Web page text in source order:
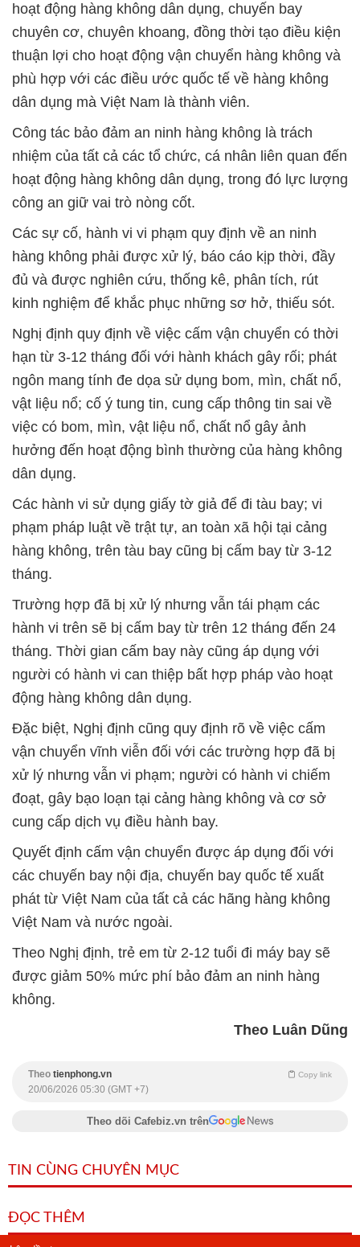
hoạt động hàng không dân dụng, chuyến bay
chuyên cơ, chuyên khoang, đồng thời tạo điều kiện
thuận lợi cho hoạt động vận chuyển hàng không và
phù hợp với các điều ước quốc tế về hàng không
dân dụng mà Việt Nam là thành viên.
Công tác bảo đảm an ninh hàng không là trách
nhiệm của tất cả các tổ chức, cá nhân liên quan đến
hoạt động hàng không dân dụng, trong đó lực lượng
công an giữ vai trò nòng cốt.
Các sự cố, hành vi vi phạm quy định về an ninh
hàng không phải được xử lý, báo cáo kịp thời, đầy
đủ và được nghiên cứu, thống kê, phân tích, rút
kinh nghiệm để khắc phục những sơ hở, thiếu sót.
Nghị định quy định về việc cấm vận chuyển có thời
hạn từ 3-12 tháng đối với hành khách gây rối; phát
ngôn mang tính đe dọa sử dụng bom, mìn, chất nổ,
vật liệu nổ; cố ý tung tin, cung cấp thông tin sai về
việc có bom, mìn, vật liệu nổ, chất nổ gây ảnh
hưởng đến hoạt động bình thường của hàng không
dân dụng.
Các hành vi sử dụng giấy tờ giả để đi tàu bay; vi
phạm pháp luật về trật tự, an toàn xã hội tại cảng
hàng không, trên tàu bay cũng bị cấm bay từ 3-12
tháng.
Trường hợp đã bị xử lý nhưng vẫn tái phạm các
hành vi trên sẽ bị cấm bay từ trên 12 tháng đến 24
tháng. Thời gian cấm bay này cũng áp dụng với
người có hành vi can thiệp bất hợp pháp vào hoạt
động hàng không dân dụng.
Đặc biệt, Nghị định cũng quy định rõ về việc cấm
vận chuyển vĩnh viễn đối với các trường hợp đã bị
xử lý nhưng vẫn vi phạm; người có hành vi chiếm
đoạt, gây bạo loạn tại cảng hàng không và cơ sở
cung cấp dịch vụ điều hành bay.
Quyết định cấm vận chuyển được áp dụng đối với
các chuyến bay nội địa, chuyến bay quốc tế xuất
phát từ Việt Nam của tất cả các hãng hàng không
Việt Nam và nước ngoài.
Theo Nghị định, trẻ em từ 2-12 tuổi đi máy bay sẽ
được giảm 50% mức phí bảo đảm an ninh hàng
không.
Theo Luân Dũng
Theo tienphong.vn Copy link
20/06/2026 05:30 (GMT +7)
Theo dõi Cafebiz.vn trên
TIN CÙNG CHUYÊN MỤC
ĐỌC THÊM